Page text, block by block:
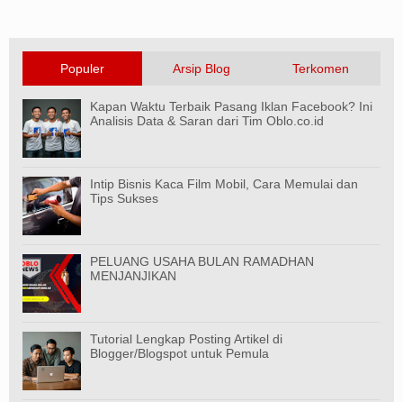
Populer Arsip Blog Terkomen
Kapan Waktu Terbaik Pasang Iklan Facebook? Ini
Analisis Data & Saran dari Tim Oblo.co.id
Intip Bisnis Kaca Film Mobil, Cara Memulai dan
Tips Sukses
PELUANG USAHA BULAN RAMADHAN
MENJANJIKAN
Tutorial Lengkap Posting Artikel di
Blogger/Blogspot untuk Pemula